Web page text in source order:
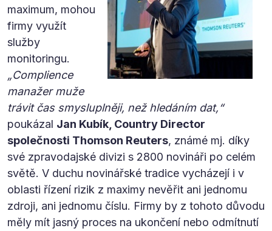
maximum, mohou
firmy využít
služby
monitoringu.
„Complience
manažer muže
trávit čas smysluplněji, než hledáním dat,“
poukázal Jan Kubík, Country Director
společnosti Thomson Reuters, známé mj. díky
své zpravodajské divizi s 2800 novináři po celém
světě. V duchu novinářské tradice vycházejí i v
oblasti řízení rizik z maximy nevěřit ani jednomu
zdroji, ani jednomu číslu. Firmy by z tohoto důvodu
měly mít jasný proces na ukončení nebo odmítnutí